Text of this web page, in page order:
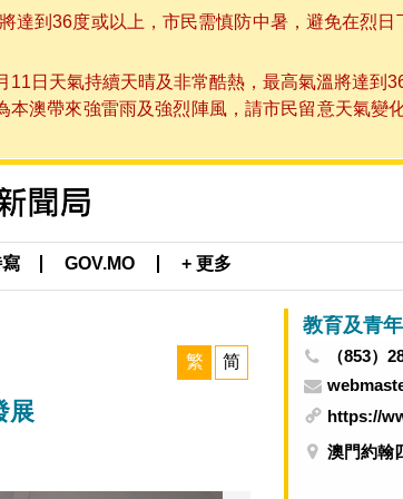
到36度或以上，市民需慎防中暑，避免在烈
日天氣持續天晴及非常酷熱，最高氣溫將達到
澳帶來強雷雨及強烈陣風，請市民留意天氣變
GOV.MO + 更多
繁 简
展
教育及青
（853）
https://
澳門約翰